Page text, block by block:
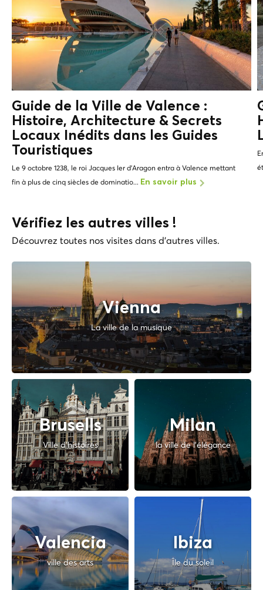
Guide de la Ville de Valence :
Histoire, Architecture & Secrets
Locaux
Inédits dans les Guides
Touristiques
Le 9 octobre 1238, le roi Jacques Ier d'Aragon entra à Valence mettant
fin à plus de cinq siècles de dominatio... En savoir plus
Vérifiez les autres villes !
Découvrez toutes nos visites dans d'autres villes.
Vienna
La ville de la musique
Brusells
Ville d'histoires
Milan
la ville de l'élégance
Valencia
ville des arts
Ibiza
Île du soleil